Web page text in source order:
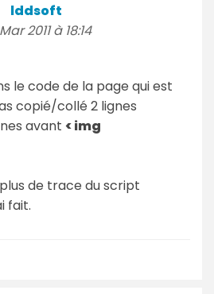
lddsoft
2011 à 18:14
le code de la page qui est
copié/collé 2 lignes
avant < img
de trace du script
fait.